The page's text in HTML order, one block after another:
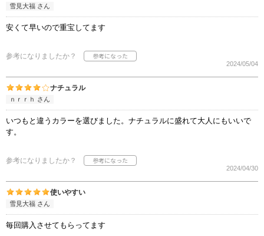
雪見大福 さん
安くて早いので重宝してます
参考になりましたか？
2024/05/04
ナチュラル
ｎｒｒｈ さん
いつもと違うカラーを選びました。ナチュラルに盛れて大人にもいいで
す。
参考になりましたか？
2024/04/30
使いやすい
雪見大福 さん
毎回購入させてもらってます